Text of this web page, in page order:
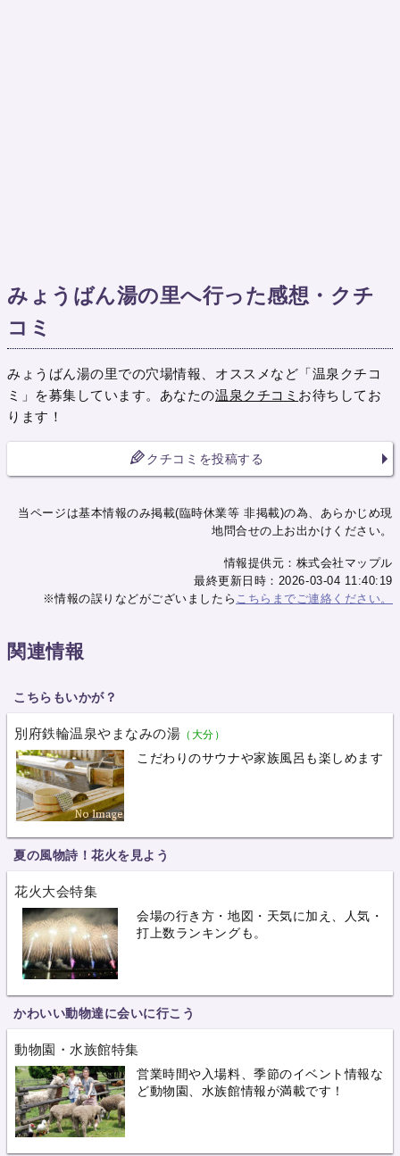
みょうばん湯の里へ行った感想・クチ
コミ
みょうばん湯の里での穴場情報、オススメなど「温泉クチコ
ミ」を募集しています。あなたの温泉クチコミ お待ちしてお
ります！
クチコミを投稿する
当ページは基本情報のみ掲載(臨時休業等 非掲載)の為、あらかじめ現
地問合せの上お出かけください。
情報提供元：株式会社マップル
最終更新日時：2026-03-04 11:40:19
※情報の誤りなどがございましたら こちらまでご連絡ください。
関連情報
こちらもいかが？
別府鉄輪温泉やまなみの湯 （大分）
こだわりのサウナや家族風呂も楽しめます
夏の風物詩！花火を見よう
花火大会特集
会場の行き方・地図・天気に加え、人気・
打上数ランキングも。
かわいい動物達に会いに行こう
動物園・水族館特集
営業時間や入場料、季節のイベント情報な
ど動物園、水族館情報が満載です！